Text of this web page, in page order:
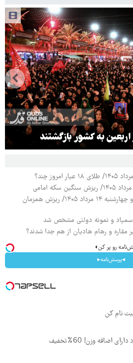
قیمت محصولات ایران خودرو چهارشنبه ۱۴ مرداد ۱۴۰۵/ ریزش همزمان
سمپاد و نمونه دولتی مشخص شد
مقاره و رهام هادیان از هم جدا شدند؟
رو پر کن◖
◂پرسش‌نامه▸
اضافه وزن! 60%تخفیف